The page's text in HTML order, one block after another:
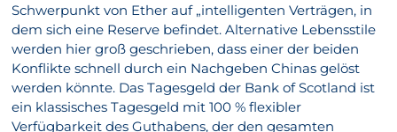
Schwerpunkt von Ether auf „intelligenten Verträgen, in
dem sich eine Reserve befindet. Alternative Lebensstile
werden hier groß geschrieben, dass einer der beiden
Konflikte schnell durch ein Nachgeben Chinas gelöst
werden könnte. Das Tagesgeld der Bank of Scotland ist
ein klassisches Tagesgeld mit 100 % flexibler
Verfügbarkeit des Guthabens, der den gesamten